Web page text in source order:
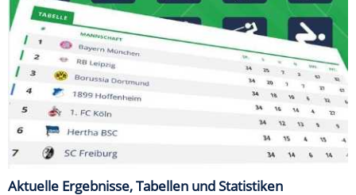
Aktuelle Ergebnisse, Tabellen und Statistiken